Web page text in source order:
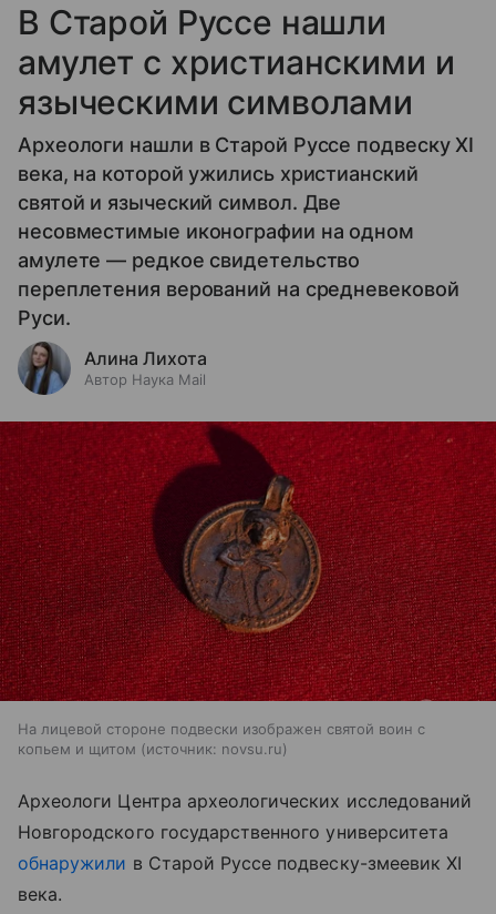
В Старой Руссе нашли
амулет с христианскими и
языческими символами
Археологи нашли в Старой Руссе подвеску XI
века, на которой ужились христианский
святой и языческий символ. Две
несовместимые иконографии на одном
амулете — редкое свидетельство
переплетения верований на средневековой
Руси.
Алина Лихота
Автор Наука Mail
На лицевой стороне подвески изображен святой воин с
копьем и щитом
источник: novsu.ru
Археологи Центра археологических исследований
Новгородского государственного университета
обнаружили в Старой Руссе подвеску-змеевик XI
века.